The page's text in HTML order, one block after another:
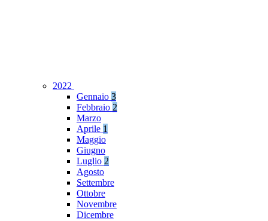
2022
Gennaio 3
Febbraio 2
Marzo
Aprile 1
Maggio
Giugno
Luglio 2
Agosto
Settembre
Ottobre
Novembre
Dicembre